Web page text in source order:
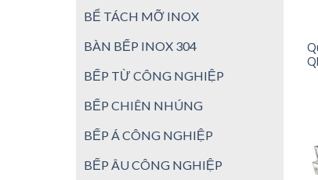
BỂ TÁCH MỠ INOX
BÀN BẾP INOX 304
BẾP TỪ CÔNG NGHIỆP
BẾP CHIÊN NHÚNG
BẾP Á CÔNG NGHIỆP
BẾP ÂU CÔNG NGHIỆP